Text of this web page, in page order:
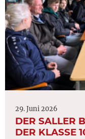
29. Juni 2026
DER SALLER
DER KLASSE